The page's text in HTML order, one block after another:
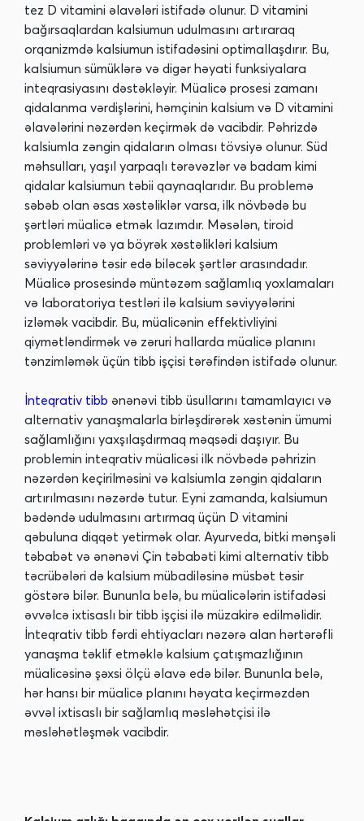
tez D vitamini əlavələri istifadə olunur. D vitamini
bağırsaqlardan kalsiumun udulmasını artıraraq
orqanizmdə kalsiumun istifadəsini optimallaşdırır. Bu,
kalsiumun sümüklərə və digər həyati funksiyalara
inteqrasiyasını dəstəkləyir. Müalicə prosesi zamanı
qidalanma vərdişlərini, həmçinin kalsium və D vitamini
əlavələrini nəzərdən keçirmək də vacibdir. Pəhrizdə
kalsiumla zəngin qidaların olması tövsiyə olunur. Süd
məhsulları, yaşıl yarpaqlı tərəvəzlər və badam kimi
qidalar kalsiumun təbii qaynaqlarıdır. Bu problemə
səbəb olan əsas xəstəliklər varsa, ilk növbədə bu
şərtləri müalicə etmək lazımdır. Məsələn, tiroid
problemləri və ya böyrək xəstəlikləri kalsium
səviyyələrinə təsir edə biləcək şərtlər arasındadır.
Müalicə prosesində müntəzəm sağlamlıq yoxlamaları
və laboratoriya testləri ilə kalsium səviyyələrini
izləmək vacibdir. Bu, müalicənin effektivliyini
qiymətləndirmək və zəruri hallarda müalicə planını
tənzimləmək üçün tibb işçisi tərəfindən istifadə olunur.
İnteqrativ tibb ənənəvi tibb üsullarını tamamlayıcı və
alternativ yanaşmalarla birləşdirərək xəstənin ümumi
sağlamlığını yaxşılaşdırmaq məqsədi daşıyır. Bu
problemin inteqrativ müalicəsi ilk növbədə pəhrizin
nəzərdən keçirilməsini və kalsiumla zəngin qidaların
artırılmasını nəzərdə tutur. Eyni zamanda, kalsiumun
bədəndə udulmasını artırmaq üçün D vitamini
qəbuluna diqqət yetirmək olar. Ayurveda, bitki mənşəli
təbabət və ənənəvi Çin təbabəti kimi alternativ tibb
təcrübələri də kalsium mübadiləsinə müsbət təsir
göstərə bilər. Bununla belə, bu müalicələrin istifadəsi
əvvəlcə ixtisaslı bir tibb işçisi ilə müzakirə edilməlidir.
İnteqrativ tibb fərdi ehtiyacları nəzərə alan hərtərəfli
yanaşma təklif etməklə kalsium çatışmazlığının
müalicəsinə şəxsi ölçü əlavə edə bilər. Bununla belə,
hər hansı bir müalicə planını həyata keçirməzdən
əvvəl ixtisaslı bir sağlamlıq məsləhətçisi ilə
məsləhətləşmək vacibdir.